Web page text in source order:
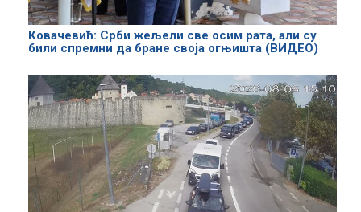
Ковачевић: Срби жељели све осим рата, али су
били спремни да бране своја огњишта (ВИДЕО)